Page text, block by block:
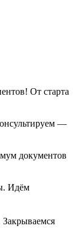
От старта
—
документов
Идём
Закрываемся